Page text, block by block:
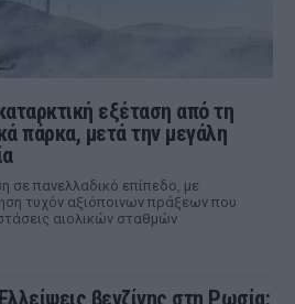
εξέταση από τη
πάρκα, μετά την μεγάλη
σε πανελλαδικό επίπεδο, με
τυχόν αξιόποινων πράξεων που
αιολικών σταθμών
Ελλείψεις βενζίνης στη Ρωσία: